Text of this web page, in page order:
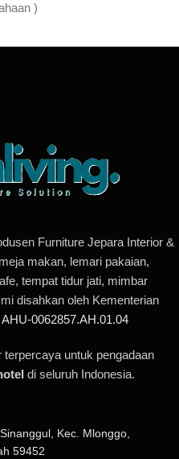
)
Furniture Jepara Interior &
makan, lemari pakaian,
tempat tidur jati, mimbar
disahkan oleh Kementerian
AHU-0062857.AH.01.04
untuk pengadaan
di seluruh Indonesia.
Kec. Mlonggo,
59452